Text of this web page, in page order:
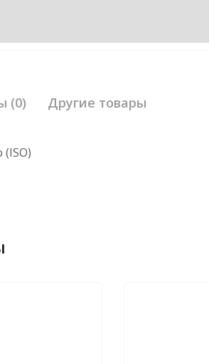
(0) Другие товары